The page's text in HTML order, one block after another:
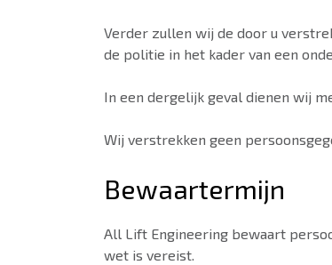
Verder zullen wij de door u
de politie in het kader van een
In een dergelijk geval dienen wij
Wij verstrekken geen
Bewaartermijn
All Lift Engineering bewaart
wet is vereist.